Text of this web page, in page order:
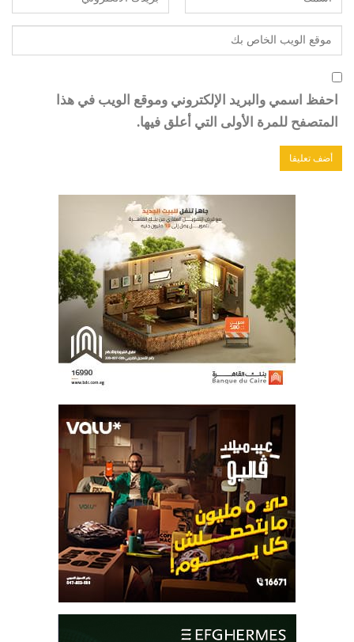
احفظ اسمي والبريد الإلكتروني وموقع الويب في هذا
المتصفح للمرة الأولى التي أعلق فيها.